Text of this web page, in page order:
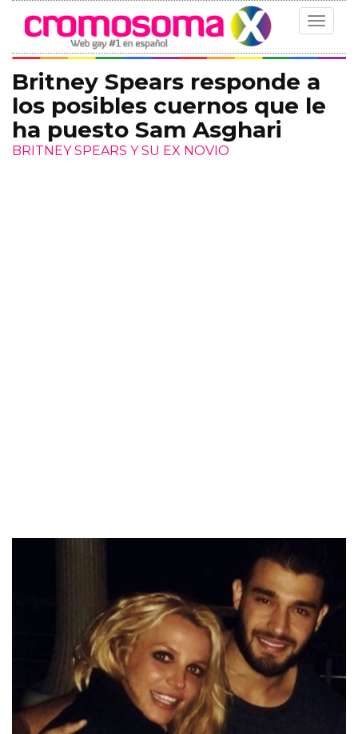
Toggle
Britney Spears responde a
los posibles cuernos que le
ha puesto Sam Asghari
BRITNEY SPEARS Y SU EX NOVIO